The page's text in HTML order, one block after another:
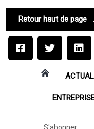
Retour haut de page